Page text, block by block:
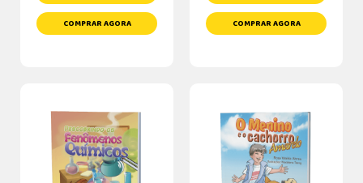
COMPRAR AGORA COMPRAR AGORA